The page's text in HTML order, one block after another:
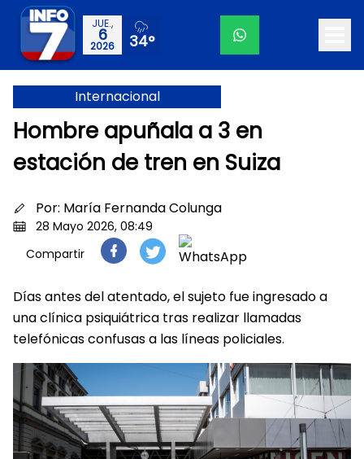
JUE.,
6
2026 34°
Internacional
Hombre apuñala a 3 en
estación de tren en Suiza
Por: María Fernanda Colunga
28 Mayo 2026, 08:49
Compartir
Días antes del atentado, el sujeto fue ingresado a
una clínica psiquiátrica tras realizar llamadas
telefónicas confusas a las líneas policiales.